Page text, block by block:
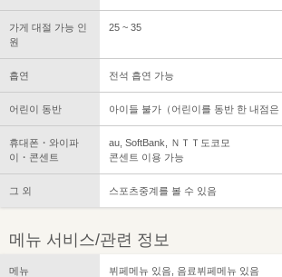
가게 대절 가능 인
원
25 ~ 35
흡연 전석 흡연 가능
어린이 동반 아이들 불가（어린이를 동반 한 내점은
휴대폰・와이파
이・콘센트
au, SoftBank, ＮＴＴ도코모
콘센트 이용 가능
그 외 스포츠중계를 볼 수 있음
메뉴 서비스/관련 정보
메뉴 뷔페메뉴 있음, 음료뷔페메뉴 있음